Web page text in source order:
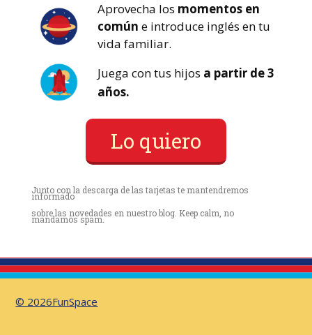
Aprovecha los momentos en
común e introduce inglés en tu
vida familiar.
Juega con tus hijos a partir de 3
años.
Lo quiero
Junto con la descarga de las tarjetas te mantendremos
informado
sobre las novedades en nuestro blog. Keep calm, no
mandamos spam.
© 2026FunSpace